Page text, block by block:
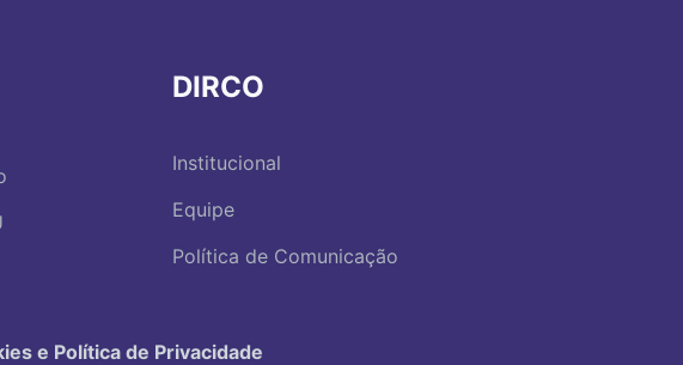
DIRCO
Institucional
Equipe
Política de Comunicação
e Política de Privacidade